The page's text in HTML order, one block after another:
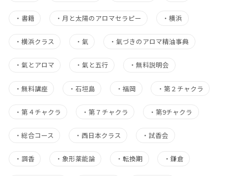
・ 書籍 ・ 月と太陽のアロマセラピー ・横浜
・ 横浜クラス ・氣 ・氣づきのアロマ精油事典
・ 氣とアロマ ・氣と五行 ・無料説明会
・ 無料講座 ・石垣島 ・福岡 ・ 第２チャクラ
・ 第４チャクラ ・第７チャクラ ・第9チャクラ
・ 総合コース ・ 西日本クラス ・試香会
・ 調香 ・ 象形薬能論 ・転換期 ・ 鎌倉